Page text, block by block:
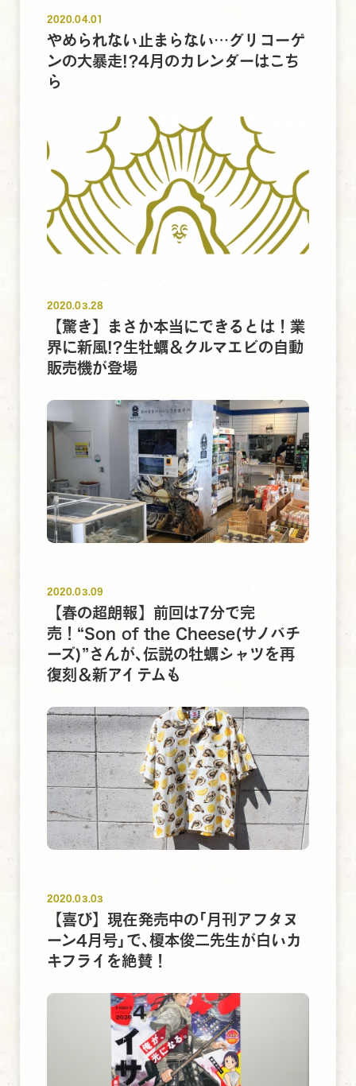
2020.04.01
やめられない止まらない…グリコーゲ
ンの大暴走!?4月のカレンダーはこち
ら
2020.03.28
【驚き】まさか本当にできるとは！業
界に新風!?生牡蠣＆クルマエビの自動
販売機が登場
2020.03.09
【春の超朗報】前回は7分で完
売！“Son of the Cheese(サノバチ
ーズ)”さんが､伝説の牡蠣シャツを再
復刻＆新アイテムも
2020.03.03
【喜び】現在発売中の｢月刊アフタヌ
ーン4月号｣で､榎本俊二先生が白いカ
キフライを絶賛！